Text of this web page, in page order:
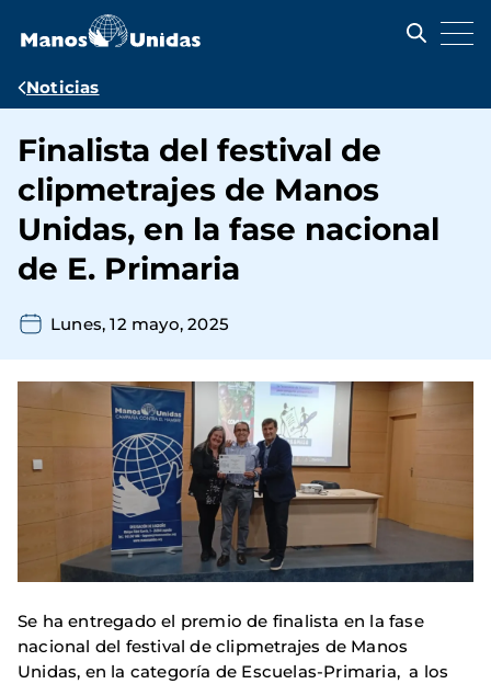
contenido
Ruta
navegación
Noticias
Finalista del festival de
clipmetrajes de Manos
Unidas, en la fase nacional
de E. Primaria
Lunes, 12 mayo, 2025
Se ha entregado el premio de finalista en la fase
nacional del festival de clipmetrajes de Manos
Unidas, en la categoría de Escuelas-Primaria, a los